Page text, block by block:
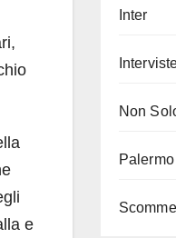
e
Inter
Non
Palermo